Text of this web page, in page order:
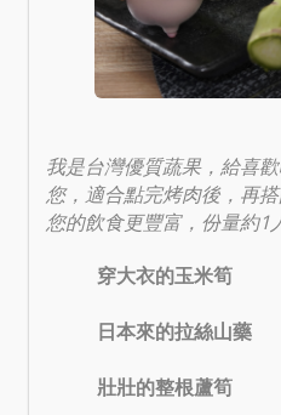
我是台灣優質蔬果，給喜
您，適合點完烤肉後，再
您的飲食更豐富，份量約1
穿大衣的玉米筍
日本來的拉絲山藥
壯壯的整根蘆筍